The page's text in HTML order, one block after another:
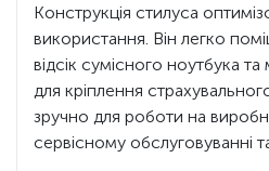
Конструкція стилуса
використання. Він легко
відсік сумісного ноутбука
для кріплення
зручно для роботи на
сервісному обслуговуванні